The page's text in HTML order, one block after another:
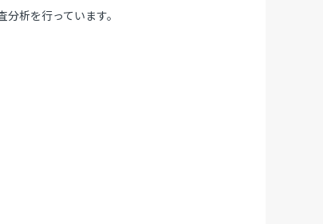
析を行っています。